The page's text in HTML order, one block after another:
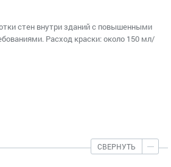
стен внутри зданий с повышенными
Расход краски: около 150 мл/
СВЕРНУТЬ